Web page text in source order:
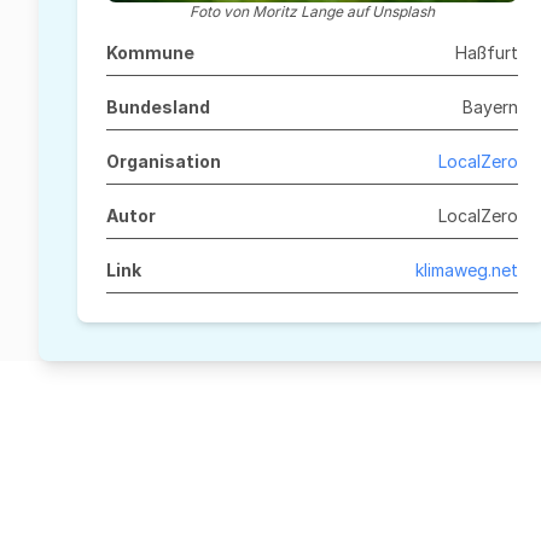
Foto von Moritz Lange auf Unsplash
Kommune Haßfurt
Bundesland Bayern
Organisation LocalZero
Autor LocalZero
Link klimaweg.net